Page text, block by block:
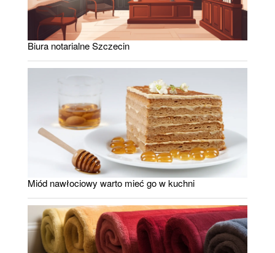
Biura notarialne Szczecin
Miód nawłociowy warto mieć go w kuchni